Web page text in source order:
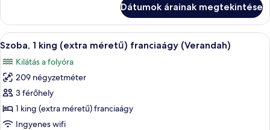
(extra
méretű)
franciaágy
(Courtyard)
méretű)
franciaágy
(Courtyard)
részletei
Dátumok árainak megtekintése
A
következő
szoba
összes
képének
megtekintése:
Szoba,
Egy tetőterasz, ahol medence,
5
Szoba, 1 king (extra méretű) franciaágy (Verandah)
Kilátás a folyóra
209 négyzetméter
3 férőhely
1 king (extra méretű) franciaágy
Ingyenes wifi